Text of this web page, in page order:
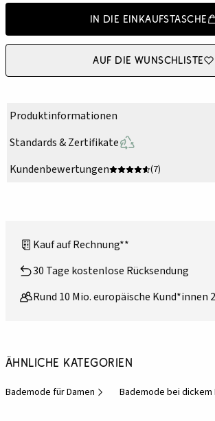
In die Einkaufstasche
Auf die Wunschliste
Produktinformationen
Standards & Zertifikate
Kundenbewertungen
(7)
Kauf auf Rechnung**
30 Tage kostenlose Rücksendung
Rund 10 Mio. europäische Kund*innen
Ähnliche Kategorien
Bademode für Damen Bademode bei dickem